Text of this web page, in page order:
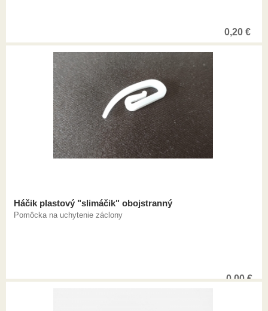
0,20 €
Háčik plastový "slimáčik" obojstranný
Pomôcka na uchytenie záclony
0,00€